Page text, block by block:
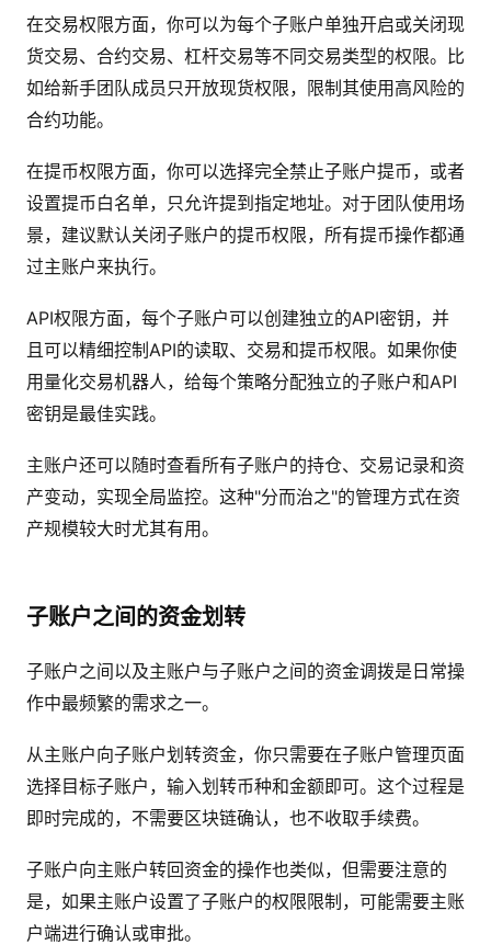
在交易权限方面，你可以为每个子账户单独开启或关闭现
货交易、合约交易、杠杆交易等不同交易类型的权限。比
如给新手团队成员只开放现货权限，限制其使用高风险的
合约功能。
在提币权限方面，你可以选择完全禁止子账户提币，或者
设置提币白名单，只允许提到指定地址。对于团队使用场
景，建议默认关闭子账户的提币权限，所有提币操作都通
过主账户来执行。
API权限方面，每个子账户可以创建独立的API密钥，并
且可以精细控制API的读取、交易和提币权限。如果你使
用量化交易机器人，给每个策略分配独立的子账户和API
密钥是最佳实践。
主账户还可以随时查看所有子账户的持仓、交易记录和资
产变动，实现全局监控。这种"分而治之"的管理方式在资
产规模较大时尤其有用。
子账户之间的资金划转
子账户之间以及主账户与子账户之间的资金调拨是日常操
作中最频繁的需求之一。
从主账户向子账户划转资金，你只需要在子账户管理页面
选择目标子账户，输入划转币种和金额即可。这个过程是
即时完成的，不需要区块链确认，也不收取手续费。
子账户向主账户转回资金的操作也类似，但需要注意的
是，如果主账户设置了子账户的权限限制，可能需要主账
户端进行确认或审批。